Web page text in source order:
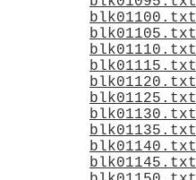
blk01100.txt
blk01105.txt
blk01110.txt
blk01115.txt
blk01120.txt
blk01125.txt
blk01130.txt
blk01135.txt
blk01140.txt
blk01145.txt